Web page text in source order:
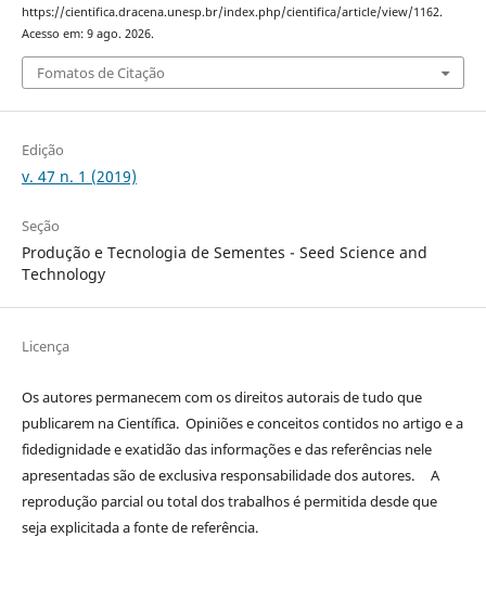
https://cientifica.dracena.unesp.br/index.php/cientifica/article/view/1162.
Acesso em: 9 ago. 2026.
Fomatos de Citação
Edição
v. 47 n. 1 (2019)
Seção
Produção e Tecnologia de Sementes - Seed Science and
Technology
Licença
Os autores permanecem com os direitos autorais de tudo que
publicarem na Científica. Opiniões e conceitos contidos no artigo e a
fidedignidade e exatidão das informações e das referências nele
apresentadas são de exclusiva responsabilidade dos autores. A
reprodução parcial ou total dos trabalhos é permitida desde que
seja explicitada a fonte de referência.